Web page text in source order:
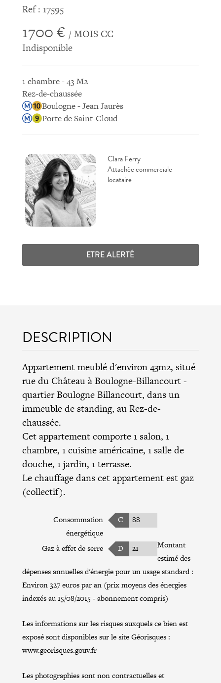
Ref : 17595
1700 € / MOIS CC
Indisponible
1 chambre - 43 M2
Rez-de-chaussée
Boulogne - Jean Jaurès
Porte de Saint-Cloud
Clara Ferry
Attachée commerciale
locataire
ETRE ALERTÉ
DESCRIPTION
Appartement meublé d'environ 43m2, situé
rue du Château à Boulogne-Billancourt -
quartier Boulogne Billancourt, dans un
immeuble de standing, au Rez-de-
chaussée.
Cet appartement comporte 1 salon, 1
chambre, 1 cuisine américaine, 1 salle de
douche, 1 jardin, 1 terrasse.
Le chauffage dans cet appartement est gaz
(collectif).
Consommation
énergétique
C 88
Gaz à effet de serre D 21
Montant
estimé des
dépenses annuelles d'énergie pour un usage standard :
Environ 327 euros par an (prix moyens des énergies
indexés au 15/08/2015 - abonnement compris)
Les informations sur les risques auxquels ce bien est
exposé sont disponibles sur le site Géorisques :
www.georisques.gouv.fr
Les photographies sont non contractuelles et